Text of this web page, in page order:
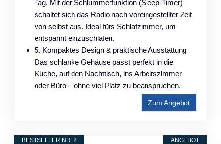
Tag. Mit der Schlummerfunktion (Sleep-Timer)
schaltet sich das Radio nach voreingestellter Zeit
von selbst aus. Ideal fürs Schlafzimmer, um
entspannt einzuschlafen.
5. Kompaktes Design & praktische Ausstattung
Das schlanke Gehäuse passt perfekt in die
Küche, auf den Nachttisch, ins Arbeitszimmer
oder Büro – ohne viel Platz zu beanspruchen.
Zum Angebot
ANGEBOT
BESTSELLER NR. 2